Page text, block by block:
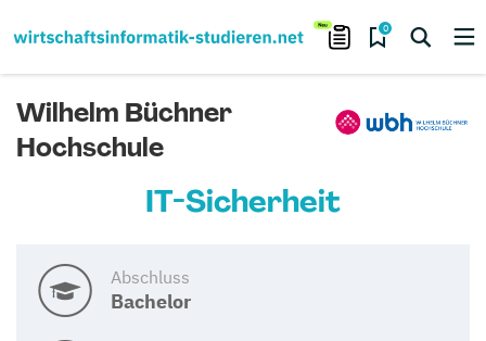
0
Wilhelm Büchner
Hochschule
IT-Sicherheit
Abschluss
Bachelor